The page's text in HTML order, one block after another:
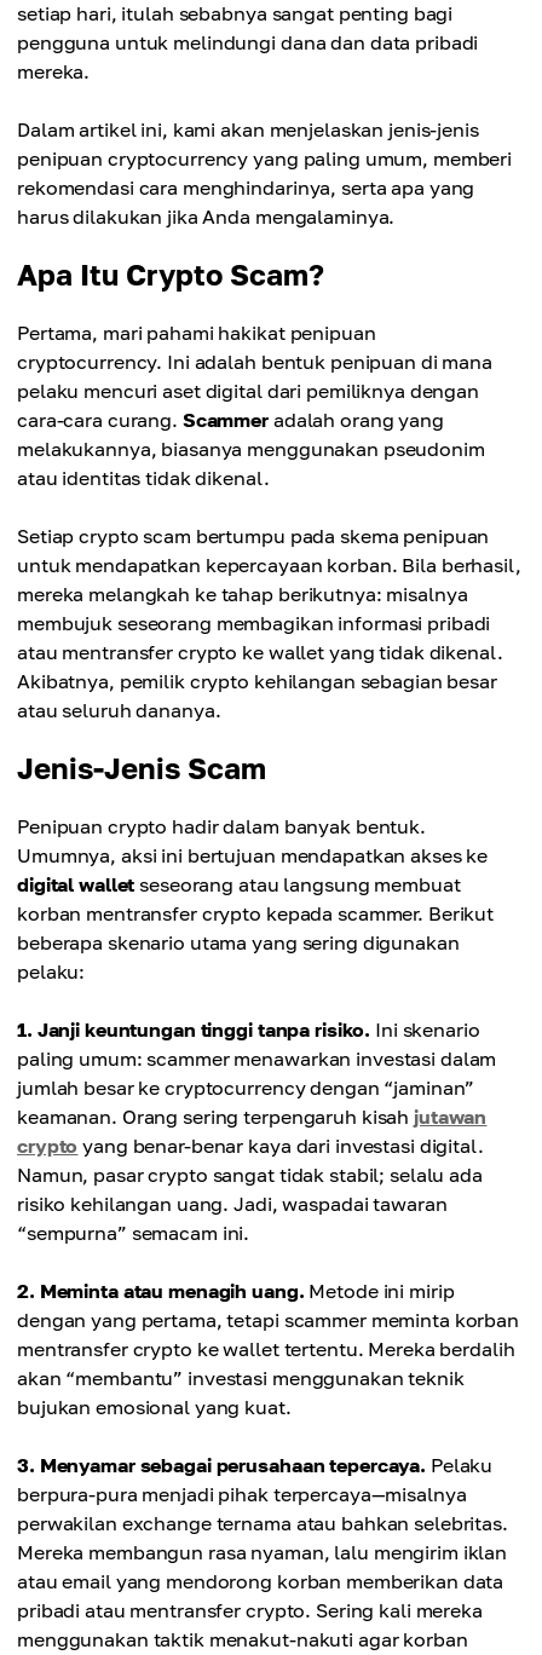
setiap hari, itulah sebabnya sangat penting bagi
pengguna untuk melindungi dana dan data pribadi
mereka.
Dalam artikel ini, kami akan menjelaskan jenis-jenis
penipuan cryptocurrency yang paling umum, memberi
rekomendasi cara menghindarinya, serta apa yang
harus dilakukan jika Anda mengalaminya.
Apa Itu Crypto Scam?
Pertama, mari pahami hakikat penipuan
cryptocurrency. Ini adalah bentuk penipuan di mana
pelaku mencuri aset digital dari pemiliknya dengan
cara-cara curang. Scammer adalah orang yang
melakukannya, biasanya menggunakan pseudonim
atau identitas tidak dikenal.
Setiap crypto scam bertumpu pada skema penipuan
untuk mendapatkan kepercayaan korban. Bila berhasil,
mereka melangkah ke tahap berikutnya: misalnya
membujuk seseorang membagikan informasi pribadi
atau mentransfer crypto ke wallet yang tidak dikenal.
Akibatnya, pemilik crypto kehilangan sebagian besar
atau seluruh dananya.
Jenis-Jenis Scam
Penipuan crypto hadir dalam banyak bentuk.
Umumnya, aksi ini bertujuan mendapatkan akses ke
digital wallet seseorang atau langsung membuat
korban mentransfer crypto kepada scammer. Berikut
beberapa skenario utama yang sering digunakan
pelaku:
1. Janji keuntungan tinggi tanpa risiko. Ini skenario
paling umum: scammer menawarkan investasi dalam
jumlah besar ke cryptocurrency dengan “jaminan”
keamanan. Orang sering terpengaruh kisahjutawan
crypto yang benar-benar kaya dari investasi digital.
Namun, pasar crypto sangat tidak stabil; selalu ada
risiko kehilangan uang. Jadi, waspadai tawaran
“sempurna” semacam ini.
2. Meminta atau menagih uang. Metode ini mirip
dengan yang pertama, tetapi scammer meminta korban
mentransfer crypto ke wallet tertentu. Mereka berdalih
akan “membantu” investasi menggunakan teknik
bujukan emosional yang kuat.
3. Menyamar sebagai perusahaan tepercaya. Pelaku
berpura-pura menjadi pihak terpercaya—misalnya
perwakilan exchange ternama atau bahkan selebritas.
Mereka membangun rasa nyaman, lalu mengirim iklan
atau email yang mendorong korban memberikan data
pribadi atau mentransfer crypto. Sering kali mereka
menggunakan taktik menakut-nakuti agar korban